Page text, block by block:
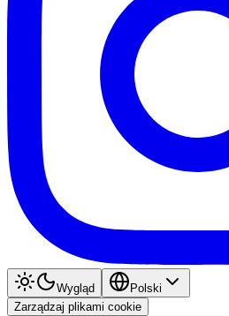
Wygląd
Polski
Zarządzaj plikami cookie